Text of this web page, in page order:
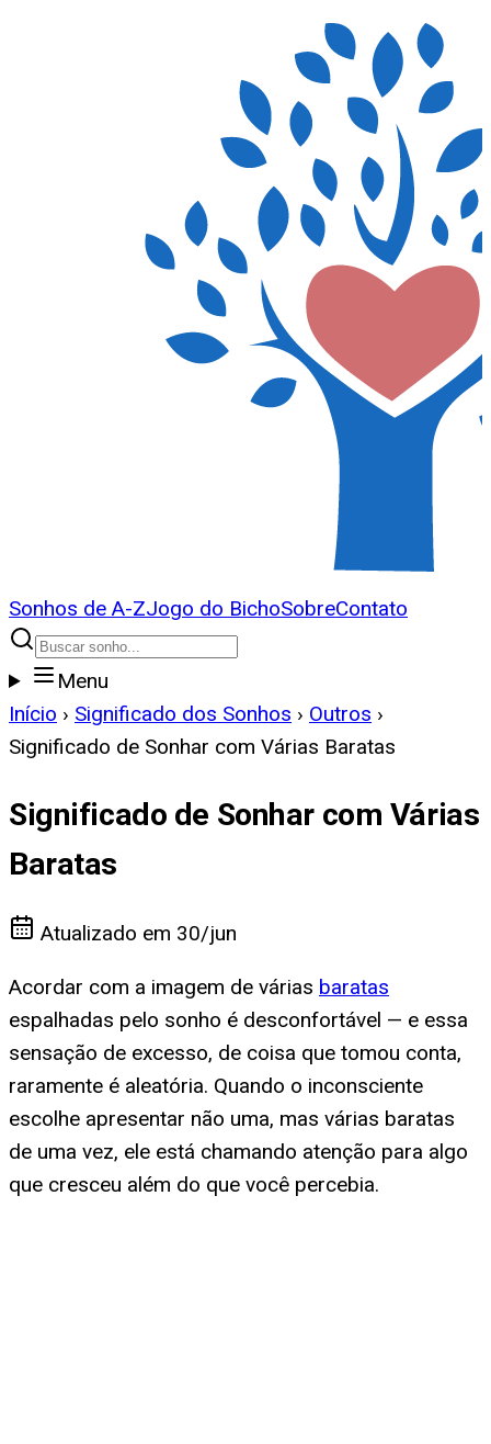
Sonhos de A-ZJogo do BichoSobreContato
Menu
Início › Significado dos Sonhos › Outros ›
Significado de Sonhar com Várias Baratas
Significado de Sonhar com Várias
Baratas
Atualizado em 30/jun
Acordar com a imagem de várias baratas
espalhadas pelo sonho é desconfortável — e essa
sensação de excesso, de coisa que tomou conta,
raramente é aleatória. Quando o inconsciente
escolhe apresentar não uma, mas várias baratas
de uma vez, ele está chamando atenção para algo
que cresceu além do que você percebia.